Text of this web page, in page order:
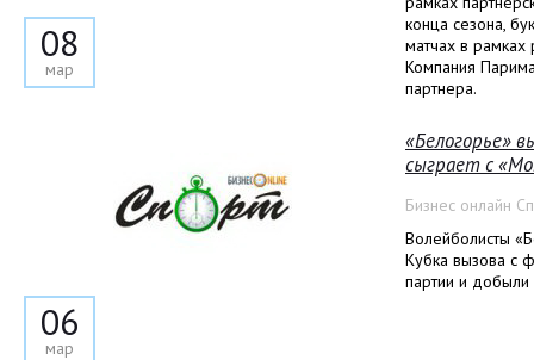
08
мар
конца сезона,
матчах в
Компания
партнера.
06
мар
«Белогорье»
сыграет с
Бизнес онлайн
Волейболисты
Кубка вызова с
партии и добыли